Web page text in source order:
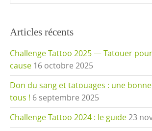
Articles récents
Challenge Tattoo 2025 — Tatouer
cause 16 octobre 2025
Don du sang et tatouages : une
tous ! 6 septembre 2025
Challenge Tattoo 2024 : le guide23